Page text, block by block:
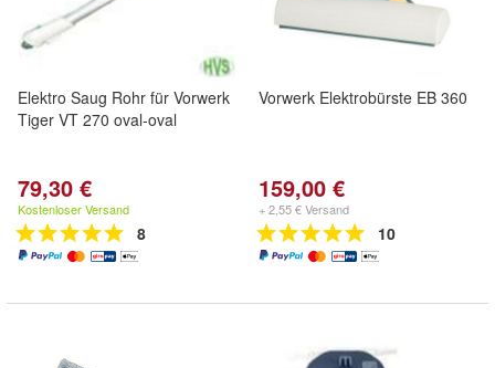
Elektro Saug Rohr für Vorwerk
Tiger VT 270 oval-oval
79,30 €
Kostenloser Versand
8
Vorwerk Elektrobürste EB 360
159,00 €
+ 2,55 € Versand
10